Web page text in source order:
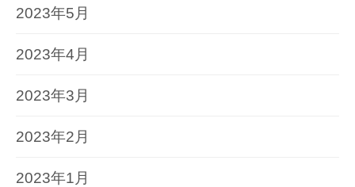
2023年5月
2023年4月
2023年3月
2023年2月
2023年1月